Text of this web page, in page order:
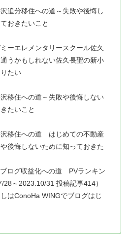
沢追分移住への道～失敗や後悔し
おきたいこと
ーエレメンタリースクール佐久
うかもしれない佐久長聖の新小
たい
沢移住への道～失敗や後悔しない
たいこと
沢移住への道 はじめての不動産
後悔しないために知っておきた
ログ収益化への道 PVランキン
28～2023.10/31 投稿記事414）
しはConoHa WINGでブログはじ